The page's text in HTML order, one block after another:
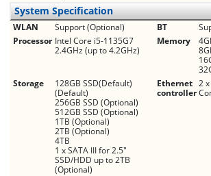
System Specification
WLAN Support (Optional) BT
Processor Intel Core i5-1135G7
2.4GHz (up to 4.2GHz)
Memory
Storage
128GB SSD(Default)
(Default)
256GB SSD (Optional)
512GB SSD (Optional)
1TB (Optional)
2TB (Optional)
4TB
1 x SATA III for 2.5"
SSD/HDD up to 2TB
(Optional)
Ethernet
controller
2